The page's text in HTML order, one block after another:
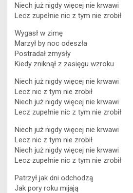
Niech już nigdy więcej nie krwawi
Lecz zupełnie nic z tym nie zrobił
Wygasł w zimę
Marzył by noc odeszła
Postradał zmysły
Kiedy zniknął z zasięgu wzroku
Niech już nigdy więcej nie krwawi
Lecz nic z tym nie zrobił
Niech już nigdy więcej nie krwawi
Lecz zupełnie nic z tym nie zrobił
Niech już nigdy więcej nie krwawi
Lecz nic z tym nie zrobił
Niech już nigdy więcej nie krwawi
Lecz zupełnie nic z tym nie zrobił
Patrzył jak dni odchodzą
Jak pory roku mijają